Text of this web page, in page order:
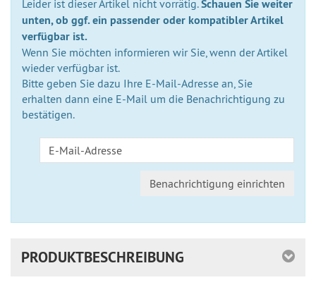
Leider ist dieser Artikel nicht vorrätig.Schauen Sie weiter
unten, ob ggf. ein passender oder kompatibler Artikel
verfügbar ist.
Wenn Sie möchten informieren wir Sie, wenn der Artikel
wieder verfügbar ist.
Bitte geben Sie dazu Ihre E-Mail-Adresse an, Sie
erhalten dann eine E-Mail um die Benachrichtigung zu
bestätigen.
Benachrichtigung einrichten
PRODUKTBESCHREIBUNG